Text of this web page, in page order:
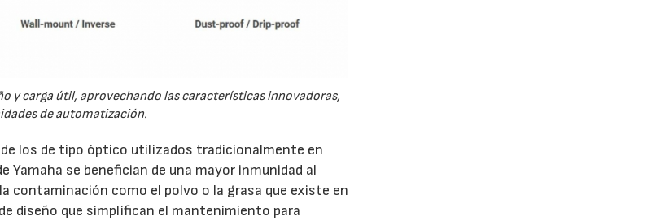
y carga útil, aprovechando las características innovadoras,
de automatización.
los de tipo óptico utilizados tradicionalmente en
Yamaha se benefician de una mayor inmunidad al
contaminación como el polvo o la grasa que existe en
diseño que simplifican el mantenimiento para